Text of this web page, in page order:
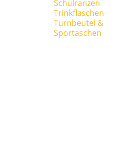
Schulranzen
Trinkflaschen
Turnbeutel &
Sportaschen